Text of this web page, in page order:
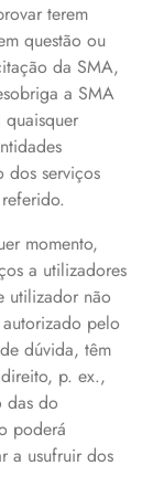
terem
questão ou
da SMA,
a SMA
dos serviços
momento,
a utilizadores
utilizador não
pelo
dúvida, têm
p. ex.,
das do
poderá
a usufruir dos